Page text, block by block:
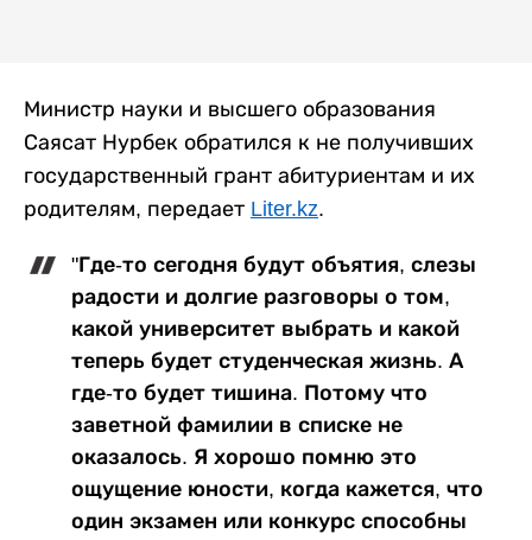
Министр науки и высшего образования
Саясат Нурбек обратился к не получивших
государственный грант абитуриентам и их
родителям, передает Liter.kz.
"Где-то сегодня будут объятия, слезы
радости и долгие разговоры о том,
какой университет выбрать и какой
теперь будет студенческая жизнь. А
где-то будет тишина. Потому что
заветной фамилии в списке не
оказалось. Я хорошо помню это
ощущение юности, когда кажется, что
один экзамен или конкурс способны